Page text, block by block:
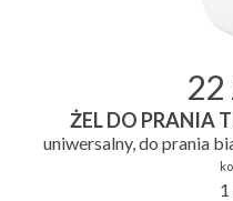
22
ŻEL DO PRANIA
uniwersalny, do prania
1